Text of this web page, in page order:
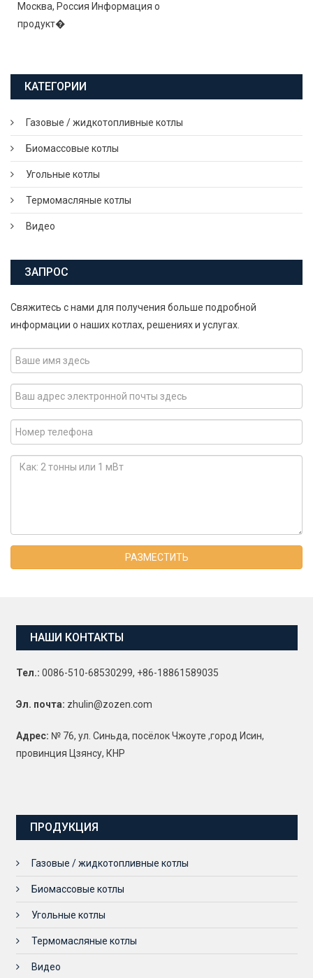
Москва, Россия Информация о
продукт�
КАТЕГОРИИ
Газовые / жидкотопливные котлы
Биомассовые котлы
Угольные котлы
Термомасляные котлы
Видео
ЗАПРОС
Свяжитесь с нами для получения больше подробной
информации о наших котлах, решениях и услугах.
РАЗМЕСТИТЬ
НАШИ КОНТАКТЫ
Тел.: 0086-510-68530299, +86-18861589035
Эл. почта: zhulin@zozen.com
Адрес: № 76, ул. Синьда, посёлок Чжоуте ,город Исин,
провинция Цзянсу, КНР
ПРОДУКЦИЯ
Газовые / жидкотопливные котлы
Биомассовые котлы
Угольные котлы
Термомасляные котлы
Видео